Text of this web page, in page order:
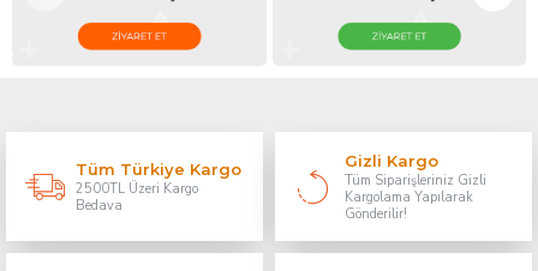
Tüm Türkiye Kargo
2500TL Üzeri Kargo
Bedava
Gizli Kargo
Tüm Siparişleriniz Gizli
Kargolama Yapılarak
Gönderilir!